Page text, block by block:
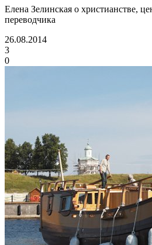
Елена Зелинская о христианстве,
переводчика
26.08.2014
3
0